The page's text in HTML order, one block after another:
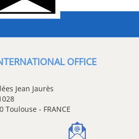
OFFICE
Jean Jaurès
Toulouse - FRANCE